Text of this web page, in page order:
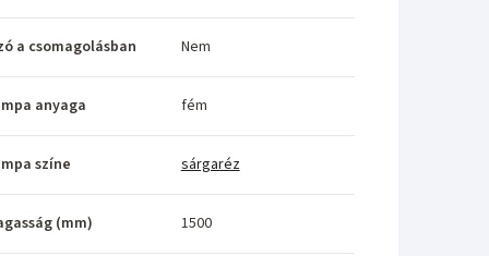
a csomagolásban Nem
anyaga fém
színe sárgaréz
(mm) 1500